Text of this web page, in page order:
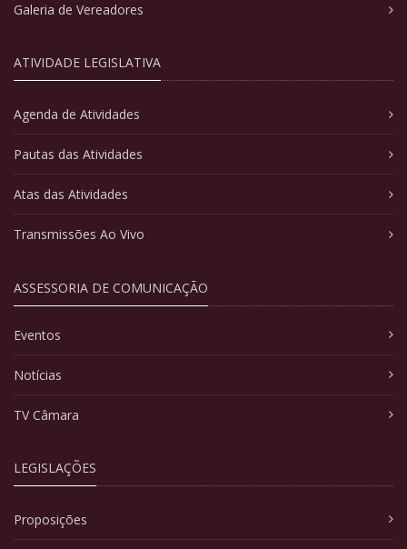
Galeria de Vereadores
ATIVIDADE LEGISLATIVA
Agenda de Atividades
Pautas das Atividades
Atas das Atividades
Transmissões Ao Vivo
ASSESSORIA DE COMUNICAÇÃO
Eventos
Notícias
TV Câmara
LEGISLAÇÕES
Proposições